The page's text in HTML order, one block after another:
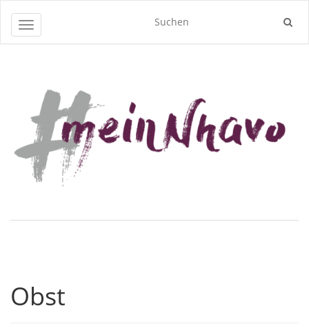
Navigation umschalten
Obst